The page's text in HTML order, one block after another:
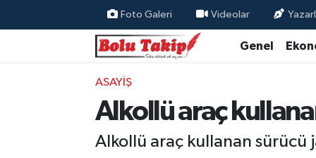
Foto Galeri Videolar
Genel
ASAYIŞ
Alkollü araç
Alkollü araç kullanan sürücü